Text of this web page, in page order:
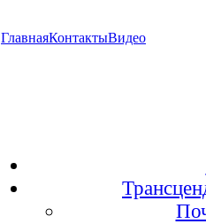
ГлавнаяКонтактыВидео